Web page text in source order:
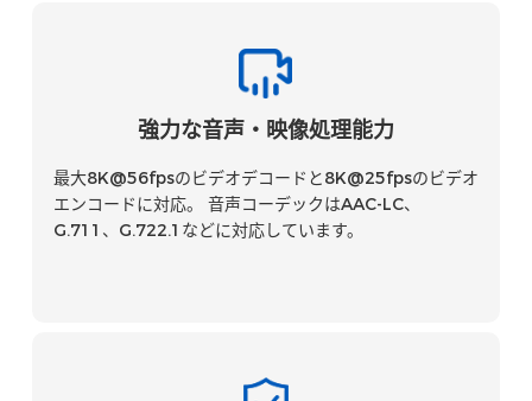
強力な音声・映像処理能力
最大8K@56fpsのビデオデコードと8K@25fpsのビデオ
エンコードに対応。 音声コーデックはAAC-LC、
G.711、G.722.1などに対応しています。